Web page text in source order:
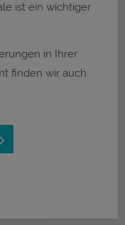
ist ein wichtiger
in Ihrer
finden wir auch